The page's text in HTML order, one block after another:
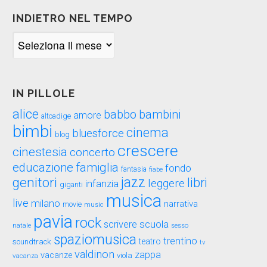
INDIETRO NEL TEMPO
Indietro
IN PILLOLE
alice altoadige amore babbo bambini
bimbi blog bluesforce cinema
cinestesia concerto crescere
educazione famiglia fantasia fiabe fondo
genitori giganti infanzia jazz leggere libri
live milano movie music musica narrativa
natale pavia rock scrivere scuola sesso
soundtrack spaziomusica teatro trentino tv
vacanza vacanze valdinon viola zappa